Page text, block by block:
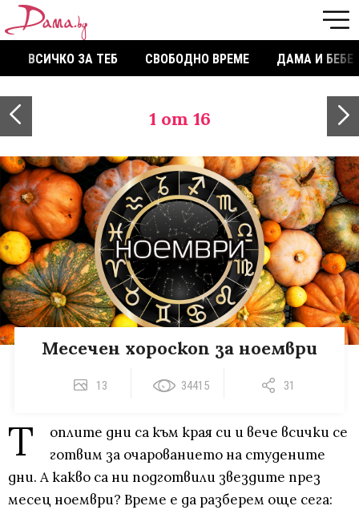
ВСИЧКО ЗА ТЕБ СВОБОДНО ВРЕМЕ ДАМА И БЕБЕ
1 от 16
Месечен хороскоп за ноември
13 34415 31
Т
оплите дни са към края си и вече всички се
готвим за очарованието на студените
дни. А какво са ни подготвили звездите през
месец ноември? Време е да разберем още сега: